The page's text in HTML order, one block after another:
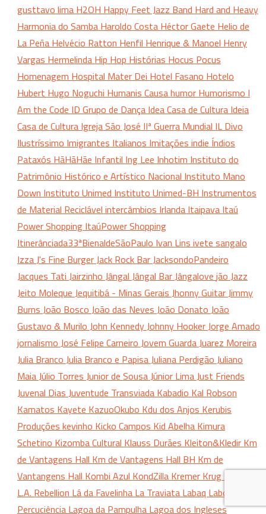
gusttavo lima H2OH Happy Feet Jazz Band Hard and Heavy
Harmonia do Samba Haroldo Costa Héctor Gaete Helio de
La Peña Helvécio Ratton Henfil Henrique & Manoel Henry
Vargas Hermelinda Hip Hop Histórias Hocus Pocus
Homenagem Hospital Mater Dei Hotel Fasano Hotelo
Hubert Hugo Noguchi Humanis Causahumor Humorismo I
Am the Code ID Grupo de Dança Idea Casa de Cultura Ideia
Casa de Cultura Igreja São José IIª Guerra Mundial IL Divo
Ilustríssimo Imigrantes Italianos Imitações indie Índios
Pataxós HãHãHãe Infantil Ing Lee Inhotim Instituto do
Patrimônio Histórico e Artístico Nacional Instituto Mano
Down Instituto Unimed Instituto Unimed-BH Instrumentos
de Material Reciclável intercâmbios Irlanda Itaipava Itaú
Power Shopping ItaúPower Shopping
Itinerânciada33ªBienaldeSãoPaulo Ivan Lins ivete sangalo
IzzaJ's Fine BurgerJack Rock BarJacksondoPandeiro
Jacques Tati Jairzinho Jângal Jângal BarJângalove jão Jazz
Jeito Moleque Jequitibá - Minas Gerais Jhonny GuitarJimmy
Burns João Bosco João das Neves João Donato João
Gustavo & Murilo John KennedyJohnny HookerJorge Amado
jornalismo José Felipe Carneiro Jovem GuardaJuarez Moreira
Julia Branco Julia Branco e PapisaJuliana Perdigão Juliano
MaiaJúlio Torres Junior de SousaJúnior LimaJust Friends
Juvenal Dias Juventude Transviada Kabadio Kal Robson
Kamatos Kayete KazuoOkubo Kdu dos Anjos Kerubis
Produções kevinho Kicko Campos Kid Abelha Kimura
Schetino Kizomba Cultural Klauss Durães Kleiton&Kledir Km
de Vantagens Hall Km de Vantagens Hall BH Km de
Vantangens Hall Kombi Azul KondZilla Kremer Krug
L.A. Rebellion Lá da Favelinha La Traviata Labaq Laboratório
Percuciência Lagoa da Pampulha Lagoa dos Ingleses